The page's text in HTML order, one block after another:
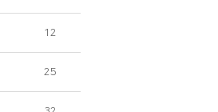
12
25